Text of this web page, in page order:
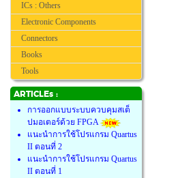
ICs : Others
Electronic Components
Connectors
Books
Tools
ARTICLEs :
การออกแบบระบบควบคุมสเต็
ปมอเตอร์ด้วย FPGA
แนะนำการใช้โปรแกรม Quartus
II ตอนที่ 2
แนะนำการใช้โปรแกรม Quartus
II ตอนที่ 1